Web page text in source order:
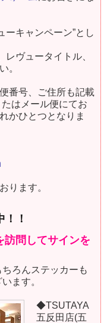
ーキャンペーン”とし
ヴュータイトル、
。
番号、ご住所も記載
はメール便にてお
かひとつとなりま
ります。
！
問してサインを
ろんステッカーも
ます。
◆TSUTAYA
五反田店(五